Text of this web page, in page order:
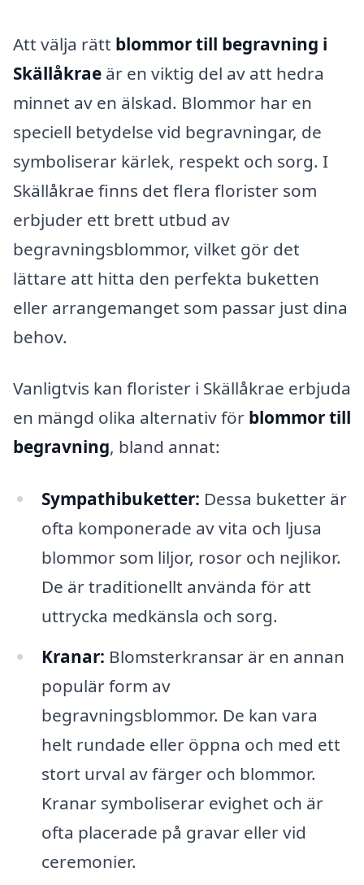
Att välja rätt blommor till begravning i
Skällåkrae är en viktig del av att hedra
minnet av en älskad. Blommor har en
speciell betydelse vid begravningar, de
symboliserar kärlek, respekt och sorg. I
Skällåkrae finns det flera florister som
erbjuder ett brett utbud av
begravningsblommor, vilket gör det
lättare att hitta den perfekta buketten
eller arrangemanget som passar just dina
behov.
Vanligtvis kan florister i Skällåkrae erbjuda
en mängd olika alternativ för blommor till
begravning, bland annat:
Sympathibuketter: Dessa buketter är
ofta komponerade av vita och ljusa
blommor som liljor, rosor och nejlikor.
De är traditionellt använda för att
uttrycka medkänsla och sorg.
Kranar: Blomsterkransar är en annan
populär form av
begravningsblommor. De kan vara
helt rundade eller öppna och med ett
stort urval av färger och blommor.
Kranar symboliserar evighet och är
ofta placerade på gravar eller vid
ceremonier.